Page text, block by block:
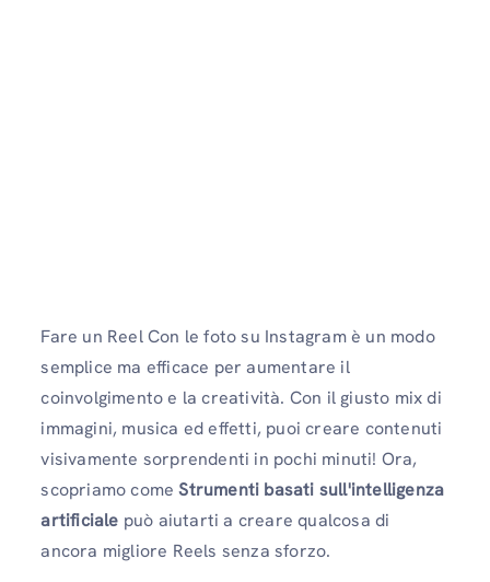
Fare un Reel Con le foto su Instagram è un modo
semplice ma efficace per aumentare il
coinvolgimento e la creatività. Con il giusto mix di
immagini, musica ed effetti, puoi creare contenuti
visivamente sorprendenti in pochi minuti! Ora,
scopriamo comeStrumenti basati sull'intelligenza
artificiale può aiutarti a creare qualcosa di
ancora migliore Reels senza sforzo.